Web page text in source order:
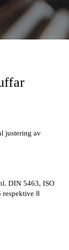
justering av
DIN 5463, ISO
respektive 8